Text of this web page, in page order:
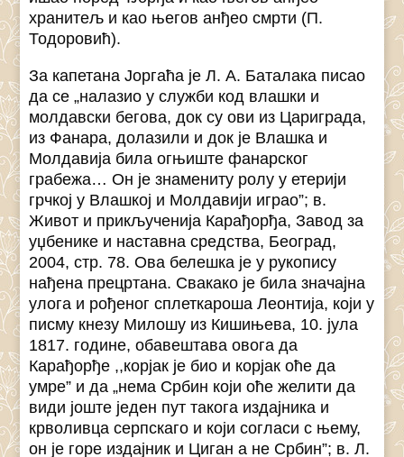
хранитељ и као његов анђео смрти (П.
Тодоровић).
За капетана Јоргаћа је Л. А. Баталака писао
да се „налазио у служби код влашки и
молдавски бегова, док су ови из Цариграда,
из Фанара, долазили и док је Влашка и
Молдавија била огњиште фанарског
грабежа… Он је знамениту ролу у етерији
грчкој у Влашкој и Молдавији играо”; в.
Живот и прикљученија Карађорђа, Завод за
уџбенике и наставна средства, Београд,
2004, стр. 78. Ова белешка је у рукопису
нађена прецртана. Свакако је била значајна
улога и рођеног сплеткароша Леонтија, који у
писму кнезу Милошу из Кишињева, 10. јула
1817. године, обавештава овога да
Карађорђе ,,корјак је био и корјак оће да
умре” и да „нема Србин који оће желити да
види јоште једен пут такога издајника и
крволивца серпскаго и који согласи с њему,
он је горе издајник и Циган а не Србин”; в. Л.